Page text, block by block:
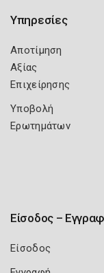
Υπηρεσίες
Αποτίμηση
Αξίας
Επιχείρησης
Υποβολή
Ερωτημάτων
Είσοδος –
Είσοδος